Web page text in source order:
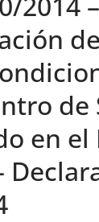
de
en el